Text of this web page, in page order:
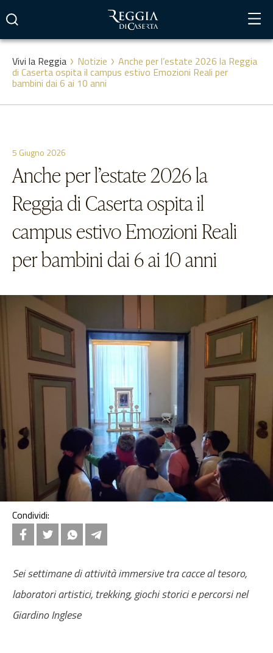
contenuto
Vivi la Reggia Notizie Anche per l’estate 2026 la Reggia
di Caserta ospita il campus estivo Emozioni Reali per
bambini dai 6 ai 10 anni
5 Giugno 2026
Anche per l’estate 2026 la
Reggia di Caserta ospita il
campus estivo Emozioni Reali
per bambini dai 6 ai 10 anni
Condividi:
Sei settimane di attività immersive tra cacce al tesoro,
laboratori artistici, trekking, giochi storici e percorsi nel
Giardino Inglese